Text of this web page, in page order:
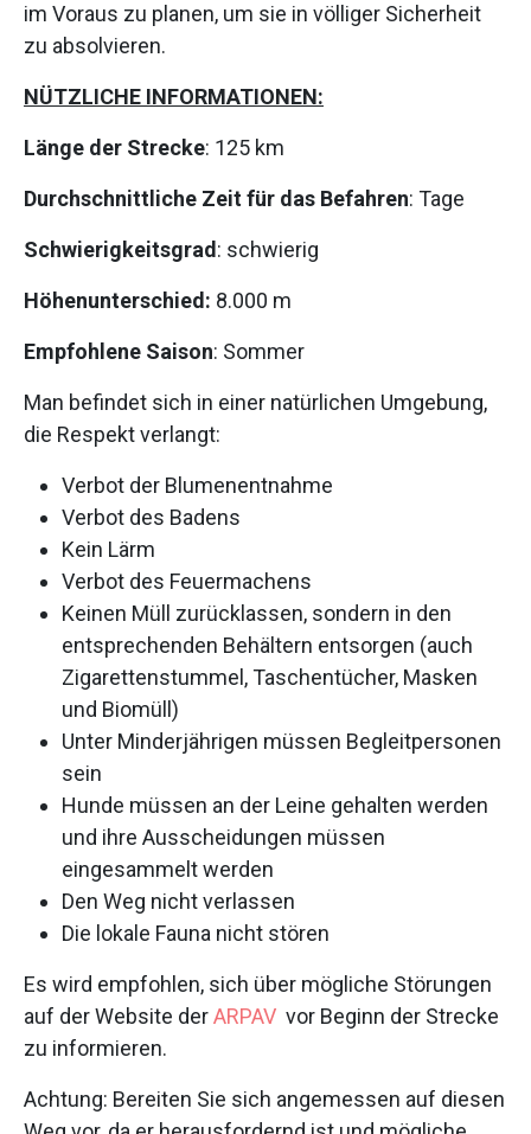
im Voraus zu planen, um sie in völliger Sicherheit
zu absolvieren.
NÜTZLICHE INFORMATIONEN:
Länge der Strecke: 125 km
Durchschnittliche Zeit für das Befahren: Tage
Schwierigkeitsgrad : schwierig
Höhenunterschied: 8.000 m
Empfohlene Saison: Sommer
Man befindet sich in einer natürlichen Umgebung,
die Respekt verlangt:
Verbot der Blumenentnahme
Verbot des Badens
Kein Lärm
Verbot des Feuermachens
Keinen Müll zurücklassen, sondern in den
entsprechenden Behältern entsorgen (auch
Zigarettenstummel, Taschentücher, Masken
und Biomüll)
Unter Minderjährigen müssen Begleitpersonen
sein
Hunde müssen an der Leine gehalten werden
und ihre Ausscheidungen müssen
eingesammelt werden
Den Weg nicht verlassen
Die lokale Fauna nicht stören
Es wird empfohlen, sich über mögliche Störungen
auf der Website derARPAV vor Beginn der Strecke
zu informieren.
Achtung: Bereiten Sie sich angemessen auf diesen